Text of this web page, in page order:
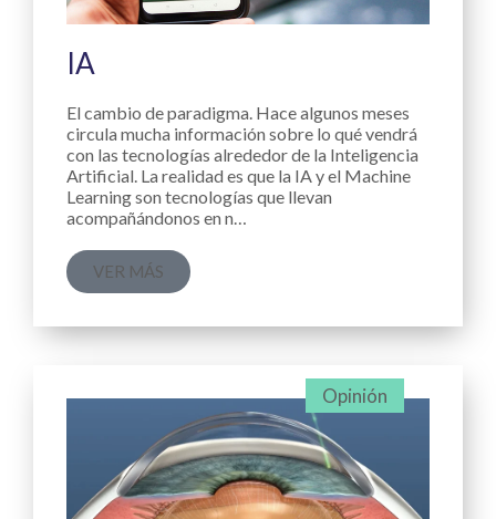
IA
El cambio de paradigma. Hace algunos meses
circula mucha información sobre lo qué vendrá
con las tecnologías alrededor de la Inteligencia
Artificial. La realidad es que la IA y el Machine
Learning son tecnologías que llevan
acompañándonos en n…
VER MÁS
Opinión